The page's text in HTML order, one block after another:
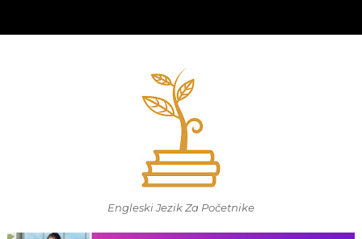
Engleski Jezik Za Početnike